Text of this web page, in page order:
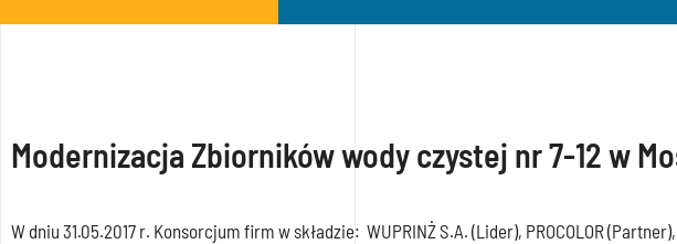
Modernizacja Zbiorników wody czystej nr 7-12 w
W dniu 31.05.2017 r. Konsorcjum firm w składzie: WUPRINŻ S.A. (Lider), PROCOLOR